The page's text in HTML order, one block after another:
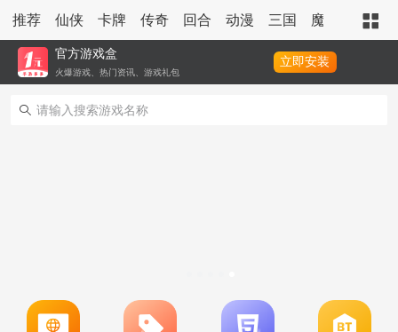
推荐 仙侠 卡牌 传奇 回合 动漫 三国 魔幻 策略
官方游戏盒
火爆游戏、热门资讯、游戏礼包
立即安装